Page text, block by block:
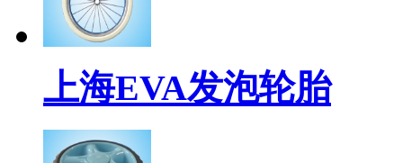
上海EVA发泡轮胎